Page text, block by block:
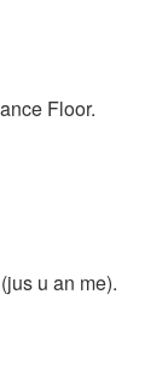
Floor.
u an me).